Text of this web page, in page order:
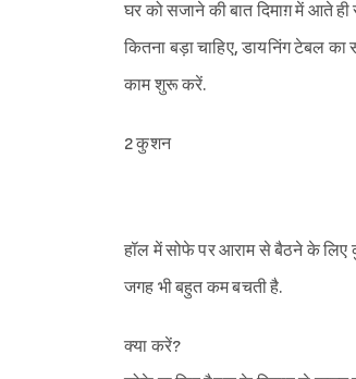
घर को सजाने की बात दिमाग़ में आते
कितना बड़ा चाहिए, डायनिंग टेबल
काम शुरू करें.
2 कुशन
हॉल में सोफे पर आराम से बैठने के लिए
जगह भी बहुत कम बचती है.
क्या करें?